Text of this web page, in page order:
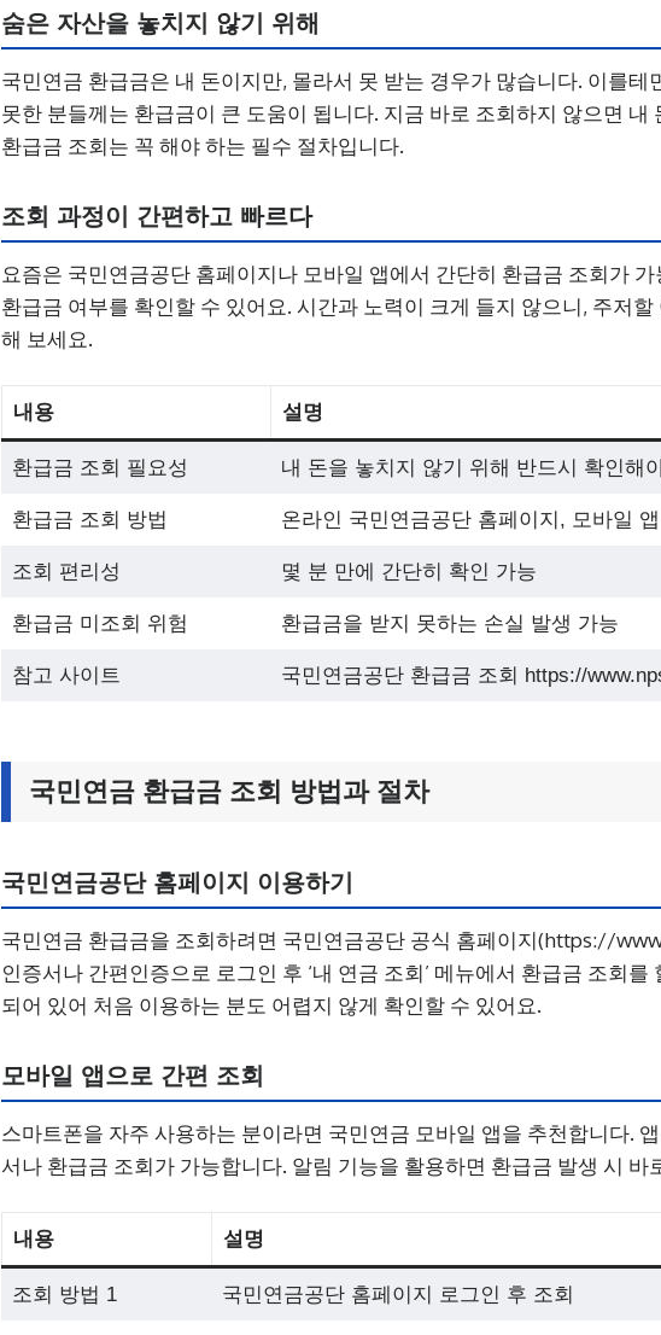
숨은 자산을 놓치지 않기 위해
국민연금 환급금은 내 돈이지만, 몰라서 못 받는 경우가 많습니다. 이를테
못한 분들께는 환급금이 큰 도움이 됩니다. 지금 바로 조회하지 않으면 내
환급금 조회는 꼭 해야 하는 필수 절차입니다.
조회 과정이 간편하고 빠르다
요즘은 국민연금공단 홈페이지나 모바일 앱에서 간단히 환급금 조회가
환급금 여부를 확인할 수 있어요. 시간과 노력이 크게 들지 않으니, 주저
해 보세요.
내용 설명
환급금 조회 필요성 내 돈을 놓치지 않기 위해 반드시 확인해
환급금 조회 방법 온라인 국민연금공단 홈페이지, 모바일
조회 편리성 몇 분 만에 간단히 확인 가능
환급금 미조회 위험 환급금을 받지 못하는 손실 발생 가능
참고 사이트 국민연금공단 환급금 조회 https://
국민연금 환급금 조회 방법과 절차
국민연금공단 홈페이지 이용하기
국민연금 환급금을 조회하려면 국민연금공단 공식 홈페이지(https://
인증서나 간편인증으로 로그인 후 ‘내 연금 조회’ 메뉴에서 환급금 조회
되어 있어 처음 이용하는 분도 어렵지 않게 확인할 수 있어요.
모바일 앱으로 간편 조회
스마트폰을 자주 사용하는 분이라면 국민연금 모바일 앱을 추천합니다.
서나 환급금 조회가 가능합니다. 알림 기능을 활용하면 환급금 발생 시 바
내용 설명
조회 방법 1 국민연금공단 홈페이지 로그인 후 조회